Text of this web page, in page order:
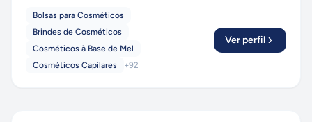
Bolsas para Cosméticos
Brindes de Cosméticos
Cosméticos à Base de Mel
Cosméticos Capilares
+92
Ver perfil